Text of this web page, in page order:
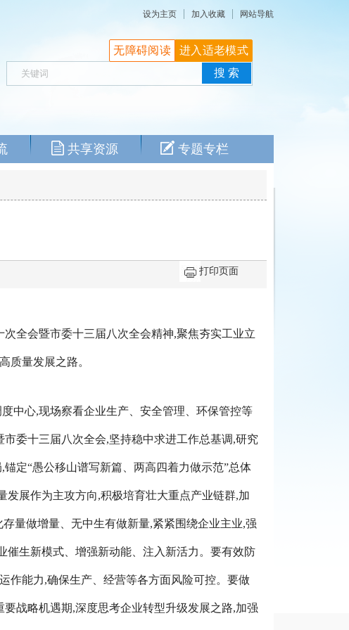
设为主页 加入收藏 网站导航
共享资源 专题专栏
无障碍阅读 进入适老模式
打印页面
全会暨市委十三届八次全会精神,聚焦夯实工业立
质量发展之路。
中心,现场察看企业生产、安全管理、环保管控等
委十三届八次全会,坚持稳中求进工作总基调,研究
定“愚公移山谱写新篇、两高四着力做示范”总体
展作为主攻方向,积极培育壮大重点产业链群,加
量做增量、无中生有做新量,紧紧围绕企业主业,强
催生新模式、增强新动能、注入新活力。要有效防
作能力,确保生产、经营等各方面风险可控。要做
战略机遇期,深度思考企业转型升级发展之路,加强